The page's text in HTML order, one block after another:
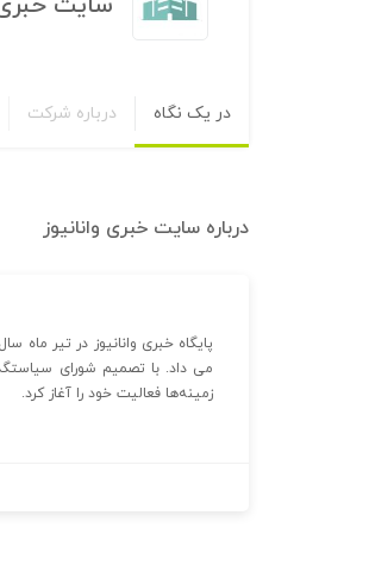
در یک نگاه درباره شرکت
درباره سایت خبری وانانیوز
می داد. با تصمیم شورای
زمینه‌ها فعالیت خود را آغاز کرد.